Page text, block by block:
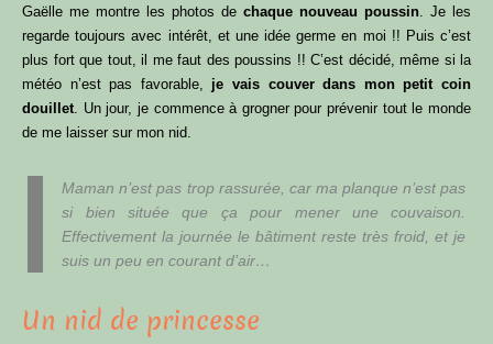
Gaëlle me montre les photos de chaque nouveau poussin . Je les
regarde toujours avec intérêt, et une idée germe en moi !! Puis c’est
plus fort que tout, il me faut des poussins !! C’est décidé, même si la
météo n’est pas favorable, je vais couver dans mon petit coin
douillet . Un jour, je commence à grogner pour prévenir tout le monde
de me laisser sur mon nid.
Maman n’est pas trop rassurée, car ma planque n’est pas
si bien située que ça pour mener une couvaison.
Effectivement la journée le bâtiment reste très froid, et je
suis un peu en courant d’air…
Un nid de princesse